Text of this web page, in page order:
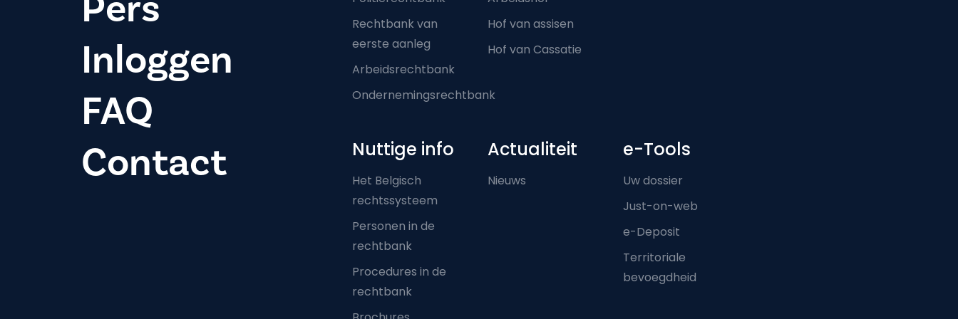
Inloggen
FAQ
Contact
Rechtbank van
eerste aanleg
Arbeidsrechtbank
Ondernemingsrechtbank
Hof van assisen
Hof van Cassatie
Nuttige info
Het Belgisch
rechtssysteem
Personen in de
rechtbank
Procedures in de
rechtbank
Actualiteit
Nieuws
e-Tools
Uw dossier
Just-on-web
e-Deposit
Territoriale
bevoegdheid